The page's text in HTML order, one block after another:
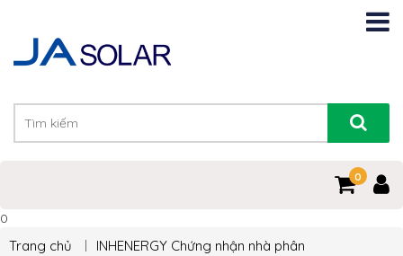
0
0
Trang chủ INHENERGY Chứng nhận nhà phân